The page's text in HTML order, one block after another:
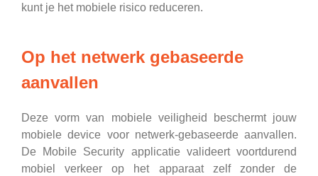
kunt je het mobiele risico reduceren.
Op het netwerk gebaseerde
aanvallen
Deze vorm van mobiele veiligheid beschermt jouw
mobiele device voor netwerk-gebaseerde aanvallen.
De Mobile Security applicatie valideert voortdurend
mobiel verkeer op het apparaat zelf zonder de